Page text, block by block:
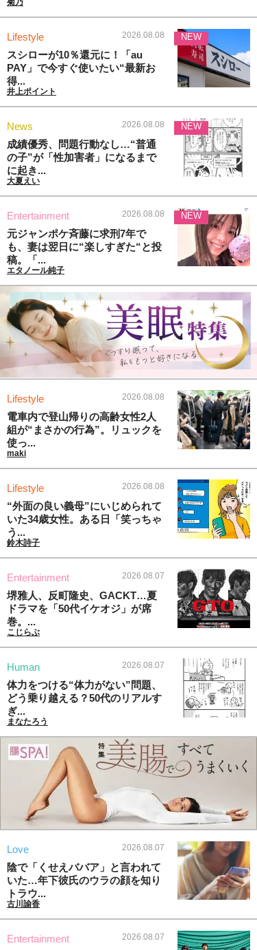
菊乃
Lifestyle 2026.08.08
スシローが10％還元に！「au
PAY」で今すぐ使いたい“最新お
得...
井上ポイント
NEW
News 2026.08.08
成績優秀、問題行動なし…“普通
の子”が「性加害者」になるまで
に起き...
大夏えい
NEW
Entertainment 2026.08.08
元ジャンポケ斉藤に求刑7年で
も、妻は翌日に“楽しすぎた“と投
稿。「...
エタノール純子
NEW
Lifestyle 2026.08.08
電車内で登山帰りの高齢女性2人
組が“まさかの行為”。リュックを
使っ...
maki
Lifestyle 2026.08.08
“外面の良い義母”にいじめられて
いた34歳女性。ある日「笑っちゃ
う...
鈴木詩子
Entertainment 2026.08.07
堺雅人、反町隆史、GACKT…夏
ドラマを「50代イケオジ」が席
巻。...
こじらぶ
Human 2026.08.07
体力をつける“体力がない”問題、
どう乗り越える？50代のリアルす
ぎ...
まなたろう
Love 2026.08.07
陰で「くせえババア」と言われて
いた…年下彼氏のウラの顔を知り
トラウ...
古川諭香
Entertainment 2026.08.07